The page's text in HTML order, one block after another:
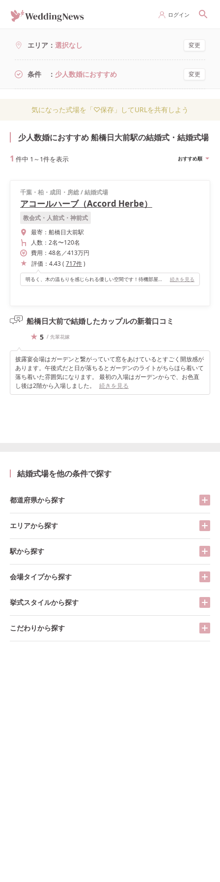
ログイン
エリア 選択なし 変更
条件 少人数婚におすすめ 変更
気になった式場を「♡保存」してURLを共有しよう
少人数婚におすすめ 船橋日大前駅の結婚式・結婚式場
1 件中 1 ～ 1件を表示 おすすめ順
千葉・柏・成田・房総/結婚式場
アコールハーブ（Accord Herbe）
教会式・人前式・神前式
最寄： 船橋日大前駅
人数： 2名〜120名
費用： 48名 ／413万円
評価： 4.43( 717件)
明るく、木の温もりを感じられる優しい空間です！待機部屋もあるので、そこからこっそりゲストを覗けるのもとても良かったです（^^） 続きを見る
船橋日大前で結婚したカップルの新着口コミ
5 / 先輩花嫁
披露宴会場はガーデンと繋がっていて窓をあけているとすごく開放感が
あります。午後式だと日が落ちるとガーデンのライトがちらほら着いて
落ち着いた雰囲気になります。 最初の入場はガーデンからで、お色直
し後は2階から入場しました。
続きを見る
結婚式場を他の条件で探す
都道府県から探す
エリアから探す
駅から探す
会場タイプから探す
挙式スタイルから探す
こだわりから探す